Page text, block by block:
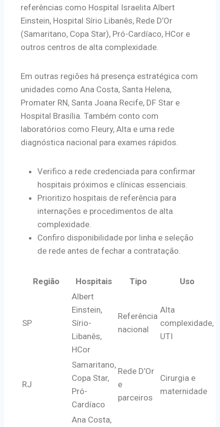
referências como Hospital Israelita Albert
Einstein, Hospital Sírio Libanês, Rede D’Or
(Samaritano, Copa Star), Pró-Cardíaco, HCor e
outros centros de alta complexidade.
Em outras regiões há presença estratégica com
unidades como Ana Costa, Santa Helena,
Promater RN, Santa Joana Recife, DF Star e
Hospital Brasília. Também conto com
laboratórios como Fleury, Alta e uma rede
diagnóstica nacional para exames rápidos.
Verifico a rede credenciada para confirmar
hospitais próximos e clínicas essenciais.
Prioritizo hospitais de referência para
internações e procedimentos de alta
complexidade.
Confiro disponibilidade por linha e seleção
de rede antes de fechar a contratação.
Região Hospitais Tipo Uso
SP
Albert
Einstein,
Sírio-
Libanês,
HCor
Referência
nacional
Alta
complexidade,
UTI
RJ
Samaritano,
Copa Star,
Pró-
Cardíaco
Rede D’Or
e
parceiros
Cirurgia e
maternidade
Ana Costa,